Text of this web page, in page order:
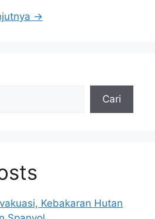
→
Cari
Kebakaran Hutan